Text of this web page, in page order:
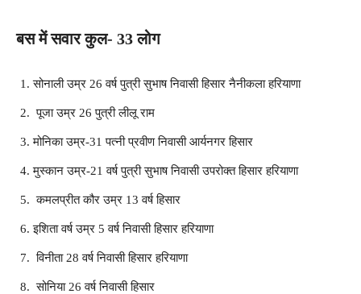
बस में सवार कुल- 33 लोग
सोनाली उम्र 26 वर्ष पुत्री सुभाष निवासी हिसार नैनीकला हरियाणा
पूजा उम्र 26 पुत्री लीलू राम
मोनिका उम्र-31 पत्नी प्रवीण निवासी आर्यनगर हिसार
मुस्कान उम्र-21 वर्ष पुत्री सुभाष निवासी उपरोक्त हिसार हरियाणा
कमलप्रीत कौर उम्र 13 वर्ष हिसार
इशिता वर्ष उम्र 5 वर्ष निवासी हिसार हरियाणा
विनीता 28 वर्ष निवासी हिसार हरियाणा
सोनिया 26 वर्ष निवासी हिसार